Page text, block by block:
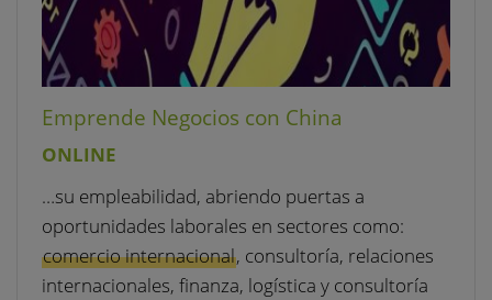
Emprende Negocios con China
ONLINE
…su empleabilidad, abriendo puertas a
oportunidades laborales en sectores como:
comercio internacional, consultoría, relaciones
internacionales, finanza, logística y consultoría